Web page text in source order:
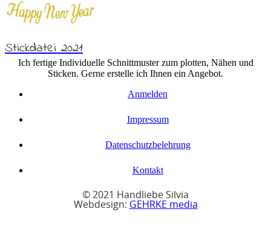
Stickdatei 2021
Ich fertige Individuelle Schnittmuster zum plotten, Nähen und
Sticken. Gerne erstelle ich Ihnen ein Angebot.
Anmelden
Impressum
Datenschutzbelehrung
Kontakt
© 2021 Handliebe Silvia
Webdesign: GEHRKE media